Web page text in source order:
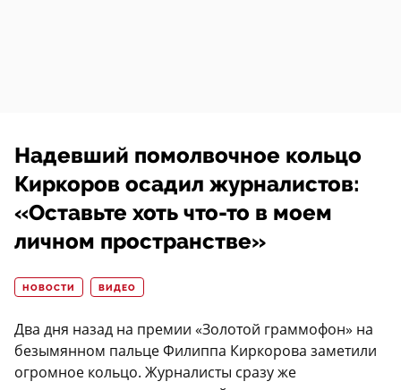
Надевший помолвочное кольцо
Киркоров осадил журналистов:
«Оставьте хоть что-то в моем
личном пространстве»
НОВОСТИ ВИДЕО
Два дня назад на премии «Золотой граммофон» на
безымянном пальце Филиппа Киркорова заметили
огромное кольцо. Журналисты сразу же